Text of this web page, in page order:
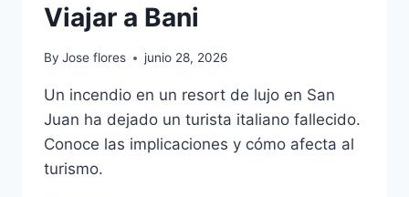
Viajar a Bani
By Jose flores junio 28, 2026
Un incendio en un resort de lujo en San
Juan ha dejado un turista italiano fallecido.
Conoce las implicaciones y cómo afecta al
turismo.